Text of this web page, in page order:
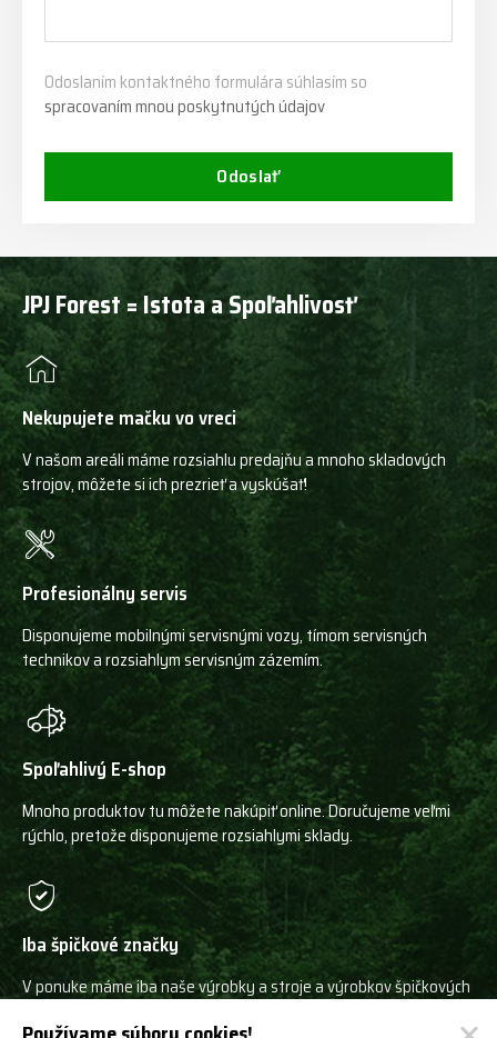
Odoslaním kontaktného formulára súhlasím so
spracovaním mnou poskytnutých údajov
Odoslať
JPJ Forest = Istota a Spoľahlivosť
Nekupujete mačku vo vreci
V našom areáli máme rozsiahlu predajňu a mnoho skladových
strojov, môžete si ich prezrieť a vyskúšať!
Profesionálny servis
Disponujeme mobilnými servisnými vozy, tímom servisných
technikov a rozsiahlym servisným zázemím.
Spoľahlivý E-shop
Mnoho produktov tu môžete nakúpiť online. Doručujeme veľmi
rýchlo, pretože disponujeme rozsiahlymi sklady.
Iba špičkové značky
V ponuke máme iba naše výrobky a stroje a výrobkov špičkových